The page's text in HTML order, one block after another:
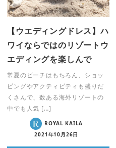
【ウエディングドレス】ハ
ワイならではのリゾートウ
エディングを楽しんで
常夏のビーチはもちろん、ショッ
ピングやアクティビティも盛りだ
くさんで、数ある海外リゾートの
中でも人気 […]
ROYAL KAILA
2021年10月26日